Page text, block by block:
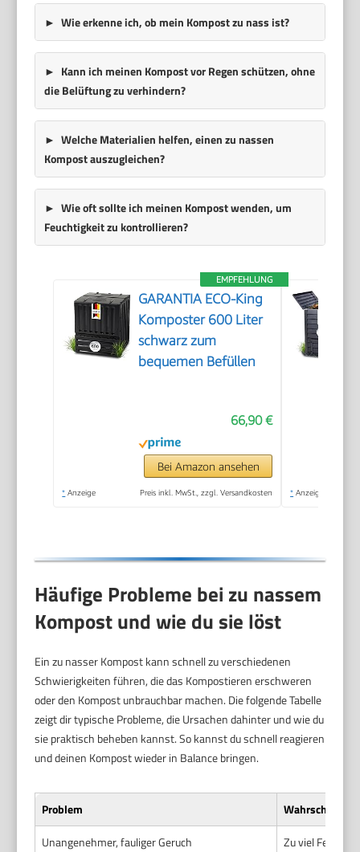
Wie erkenne ich, ob mein Kompost zu nass ist?
Kann ich meinen Kompost vor Regen schützen, ohne
die Belüftung zu verhindern?
Welche Materialien helfen, einen zu nassen
Kompost auszugleichen?
Wie oft sollte ich meinen Kompost wenden, um
Feuchtigkeit zu kontrollieren?
EMPFEHLUNG
GARANTIA ECO-King
Komposter 600 Liter
schwarz zum
bequemen Befüllen
66,90 €
Bei Amazon ansehen
* Anzeige Preis inkl. MwSt., zzgl. Versandkosten * Anzeige
Häufige Probleme bei zu nassem
Kompost und wie du sie löst
Ein zu nasser Kompost kann schnell zu verschiedenen
Schwierigkeiten führen, die das Kompostieren erschweren
oder den Kompost unbrauchbar machen. Die folgende Tabelle
zeigt dir typische Probleme, die Ursachen dahinter und wie du
sie praktisch beheben kannst. So kannst du schnell reagieren
und deinen Kompost wieder in Balance bringen.
Problem
Unangenehmer, fauliger Geruch
Zu viel